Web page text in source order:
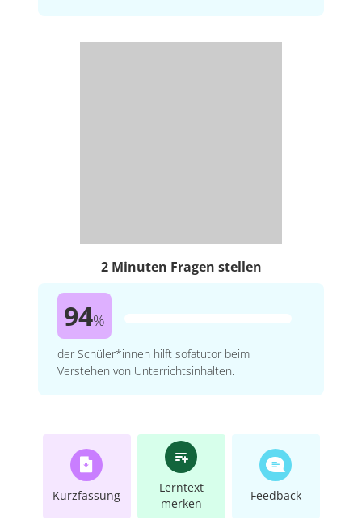
2 Minuten Fragen stellen
94%
der Schüler*innen hilft sofatutor beim
Verstehen von Unterrichtsinhalten.
Kurzfassung
Lerntext
merken
Feedback